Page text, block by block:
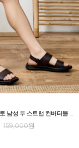
마쯔 by 엘칸토 남성 투 스트랩 컨버터블 샌들 2.5cm LCMW54M626
159,000원